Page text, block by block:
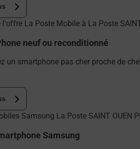
neuf ou reconditionné
un smartphone pas cher proche de
Samsung